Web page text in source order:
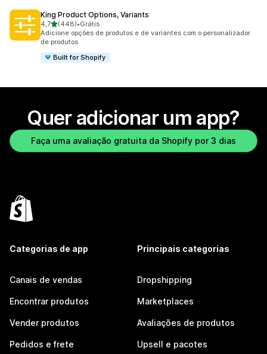
King Product Options, Variants
4,7de 5 estrelas
(448)
448 avaliações ao todo
•Grátis
Adicione opções de produtos e de variantes com o personalizador
de produtos
Built for Shopify
Quer adicionar um app?
Faça uma avaliação gratuita da Shopify por 3 dias
Categorias de app
Canais de vendas
Encontrar produtos
Vender produtos
Pedidos e frete
Principais categorias
Dropshipping
Marketplaces
Avaliações de produtos
Upsell e pacotes